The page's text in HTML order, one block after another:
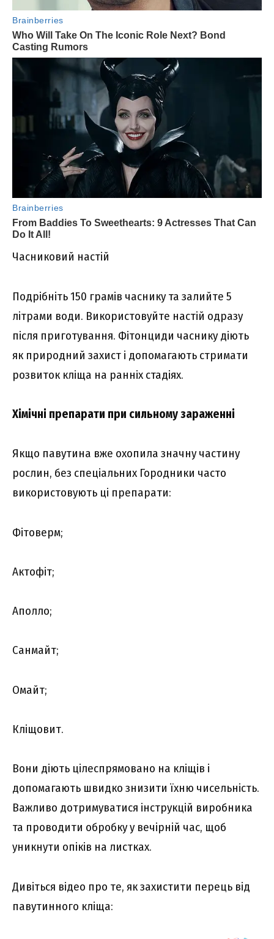
Часниковий настій
Подрібніть 150 грамів часнику та залийте 5
літрами води. Використовуйте настій одразу
після приготування. Фітонциди часнику діють
як природний захист і допомагають стримати
розвиток кліща на ранніх стадіях.
Хімічні препарати при сильному зараженні
Якщо павутина вже охопила значну частину
рослин, без спеціальних Городники часто
використовують ці препарати:
Фітоверм;
Актофіт;
Аполло;
Санмайт;
Омайт;
Кліщовит.
Вони діють цілеспрямовано на кліщів і
допомагають швидко знизити їхню чисельність.
Важливо дотримуватися інструкцій виробника
та проводити обробку у вечірній час, щоб
уникнути опіків на листках.
Дивіться відео про те, як захистити перець від
павутинного кліща: